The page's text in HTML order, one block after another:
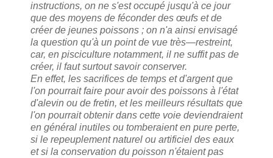
instructions, on ne s'est occupé jusqu'à ce jour
que des moyens de féconder des œufs et de
créer de jeunes poissons ; on n'a ainsi envisagé
la question qu'à un point de vue très—restreint,
car, en pisciculture notamment, il ne suffit pas de
créer, il faut surtout savoir conserver.
En effet, les sacrifices de temps et d'argent que
l'on pourrait faire pour avoir des poissons à l'état
d'alevin ou de fretin, et les meilleurs résultats que
l'on pourrait obtenir dans cette voie deviendraient
en général inutiles ou tomberaient en pure perte,
si le repeuplement naturel ou artificiel des eaux
et si la conservation du poisson n'étaient pas